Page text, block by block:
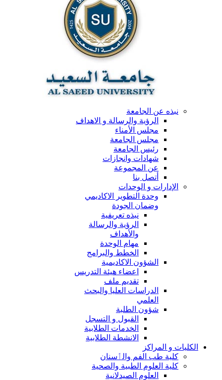
نبذه عن الجامعة
الرؤية والرسالة و الاهداف
مجلس الأمناء
مجلس الجامعة
رئيس الجامعة
شهادات وانجازات
عن المجموعة
أتصل بنا
الإدارات و الوحدات
وحدة التطوير الاكاديمي
وضمان الجودة
نبذه تعريفية
الرؤية والرسالة
والأهداف
مهام الوحدة
الخطط والبرامج
الشؤون الاكاديمية
اعضاء هيئة التدريس
تقديم ملف
الدراسات العليا والبحث
العلمي
شؤون الطلبة
القبول و التسجل
الخدمات الطلابية
الانشطة الطلابية
الكليات و المراكز
كلية طب الفم والٲسنان
كلية العلوم الطبية والصحية
العلوم الصيدلانية